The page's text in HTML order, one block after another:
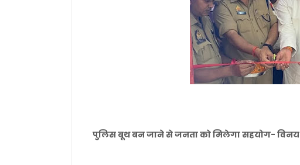
पुलिस बूथ बन जाने से जनता को मिलेगा सहयोग- विनय